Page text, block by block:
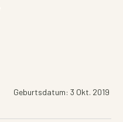
Geburtsdatum: 3 Okt. 2019